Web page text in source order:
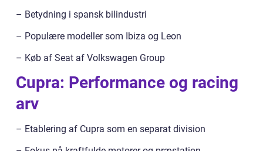
– Betydning i spansk bilindustri
– Populære modeller som Ibiza og Leon
– Køb af Seat af Volkswagen Group
Cupra: Performance og racing
arv
– Etablering af Cupra som en separat division